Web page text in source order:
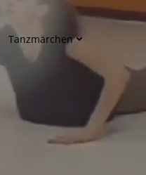
Tanzmärchen